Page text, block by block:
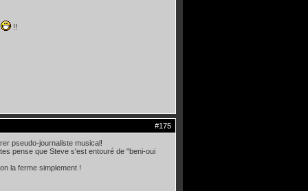
!!
#175
pseudo-journaliste musical!
pense que Steve s'est entouré de "beni-oui
la ferme simplement !